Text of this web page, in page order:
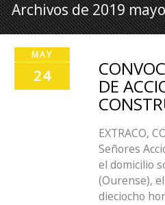
Archivos de 2019 mayo
MAY
24 DE
EXTRACO,
Señores
el domicilio
(Ourense),
dieciocho